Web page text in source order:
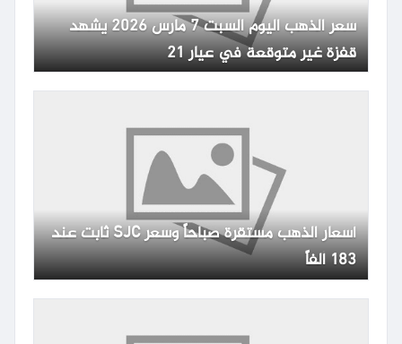
سعر الذهب اليوم السبت 7 مارس 2026 يشهد
قفزة غير متوقعة في عيار 21
أسعار الذهب مستقرة صباحاً وسعر SJC ثابت عند
183 ألفاً